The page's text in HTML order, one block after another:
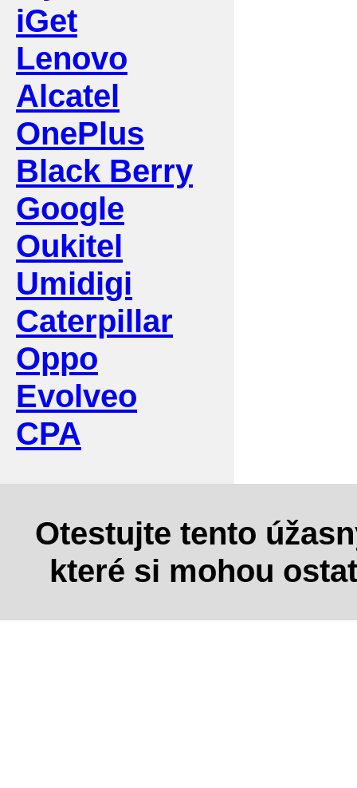
iGet
Lenovo
Alcatel
OnePlus
Black Berry
Google
Oukitel
Umidigi
Caterpillar
Oppo
Evolveo
CPA
Otestujte tento
které si mohou